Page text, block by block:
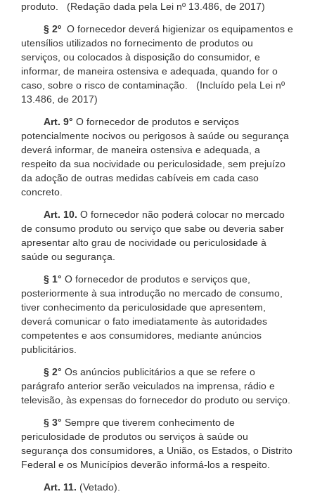
produto. (Redação dada pela Lei nº 13.486, de 2017)
§ 2º O fornecedor deverá higienizar os equipamentos e
utensílios utilizados no fornecimento de produtos ou
serviços, ou colocados à disposição do consumidor, e
informar, de maneira ostensiva e adequada, quando for o
caso, sobre o risco de contaminação. (Incluído pela Lei nº
13.486, de 2017)
Art. 9° O fornecedor de produtos e serviços
potencialmente nocivos ou perigosos à saúde ou segurança
deverá informar, de maneira ostensiva e adequada, a
respeito da sua nocividade ou periculosidade, sem prejuízo
da adoção de outras medidas cabíveis em cada caso
concreto.
Art. 10. O fornecedor não poderá colocar no mercado
de consumo produto ou serviço que sabe ou deveria saber
apresentar alto grau de nocividade ou periculosidade à
saúde ou segurança.
§ 1° O fornecedor de produtos e serviços que,
posteriormente à sua introdução no mercado de consumo,
tiver conhecimento da periculosidade que apresentem,
deverá comunicar o fato imediatamente às autoridades
competentes e aos consumidores, mediante anúncios
publicitários.
§ 2° Os anúncios publicitários a que se refere o
parágrafo anterior serão veiculados na imprensa, rádio e
televisão, às expensas do fornecedor do produto ou serviço.
§ 3° Sempre que tiverem conhecimento de
periculosidade de produtos ou serviços à saúde ou
segurança dos consumidores, a União, os Estados, o Distrito
Federal e os Municípios deverão informá-los a respeito.
Art. 11. (Vetado).